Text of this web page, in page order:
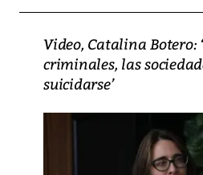
Video, Catalina Botero:
criminales, las
suicidarse’